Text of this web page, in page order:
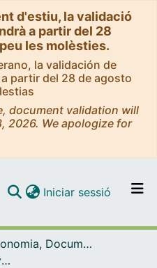
d'estiu, la validació
a partir del 28
les molèsties.
la validación de
partir del 28 de agosto
document validation will
2026. We apologize for
per tot el DD
Iniciar sessió (current)
Biblioteconomia, Documentació i Comunicació Audiovisual
Articles publicats en revistes (Biblioteconomia, Documentació i Comunicació Audiovisual)